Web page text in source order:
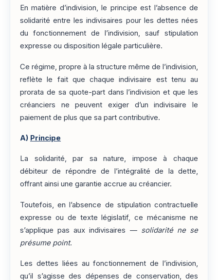
En matière d’indivision, le principe est l’absence de
solidarité entre les indivisaires pour les dettes nées
du fonctionnement de l’indivision, sauf stipulation
expresse ou disposition légale particulière.
Ce régime, propre à la structure même de l’indivision,
reflète le fait que chaque indivisaire est tenu au
prorata de sa quote-part dans l’indivision et que les
créanciers ne peuvent exiger d’un indivisaire le
paiement de plus que sa part contributive.
A) Principe
La solidarité, par sa nature, impose à chaque
débiteur de répondre de l’intégralité de la dette,
offrant ainsi une garantie accrue au créancier.
Toutefois, en l’absence de stipulation contractuelle
expresse ou de texte législatif, ce mécanisme ne
s’applique pas aux indivisaires — solidarité ne se
présume point.
Les dettes liées au fonctionnement de l’indivision,
qu’il s’agisse des dépenses de conservation, des